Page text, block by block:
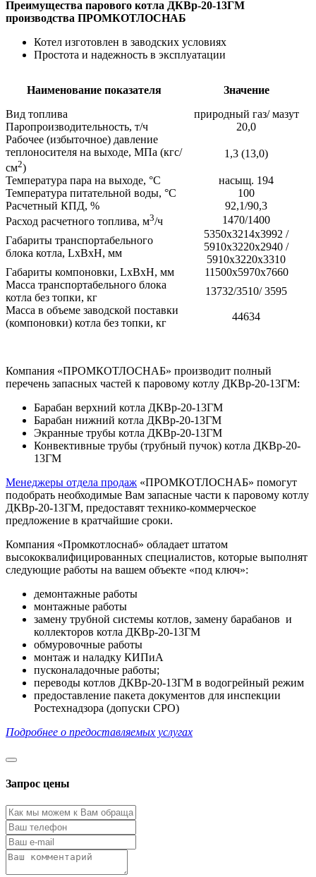
Преимущества парового котла ДКВр-20-13ГМ
производства ПРОМКОТЛОСНАБ
Котел изготовлен в заводских условиях
Простота и надежность в эксплуатации
Наименование показателя
Значение
Вид топлива
природный газ/ мазут
Паропроизводительность, т/ч
20,0
Рабочее (избыточное) давление
теплоносителя на выходе, МПа (кгс/
см2)
1,3 (13,0)
Температура пара на выходе, °С
насыщ. 194
Температура питательной воды, °С
100
Расчетный КПД, %
92,1/90,3
Расход расчетного топлива, м3/ч
1470/1400
Габариты транспортабельного
блока котла, LхВхH, мм
5350x3214x3992 /
5910x3220x2940 /
5910x3220x3310
Габариты компоновки, LхВхH, мм
11500х5970х7660
Масса транспортабельного блока
котла без топки, кг
13732/3510/ 3595
Масса в объеме заводской поставки
(компоновки) котла без топки, кг
44634
Компания «ПРОМКОТЛОСНАБ» производит полный
перечень запасных частей к паровому котлу ДКВр-20-13ГМ:
Барабан верхний котла ДКВр-20-13ГМ
Барабан нижний котла ДКВр-20-13ГМ
Экранные трубы котла ДКВр-20-13ГМ
Конвективные трубы (трубный пучок) котла ДКВр-20-
13ГМ
Менеджеры отдела продаж «ПРОМКОТЛОСНАБ» помогут
подобрать необходимые Вам запасные части к паровому котлу
ДКВр-20-13ГМ, предоставят технико-коммерческое
предложение в кратчайшие сроки.
Компания «Промкотлоснаб» обладает штатом
высококвалифицированных специалистов, которые выполнят
следующие работы на вашем объекте «под ключ»:
демонтажные работы
монтажные работы
замену трубной системы котлов, замену барабанов и
коллекторов котла ДКВр-20-13ГМ
обмуровочные работы
монтаж и наладку КИПиА
пусконаладочные работы;
переводы котлов ДКВр-20-13ГМ в водогрейный режим
предоставление пакета документов для инспекции
Ростехнадзора (допуски СРО)
Подробнее о предоставляемых услугах
Запрос цены